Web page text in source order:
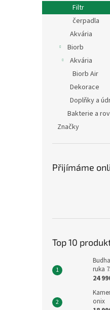
Filtr
čerpadla
Akvária
Biorb
Akvária
Biorb Air
Dekorace
Doplňky a
Bakterie a
Značky
Přijímáme
Top 10
ruka
24
onix